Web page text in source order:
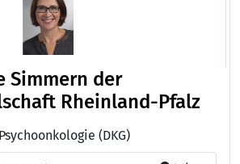
Simmern der
Rheinland-Pfalz
(DKG)